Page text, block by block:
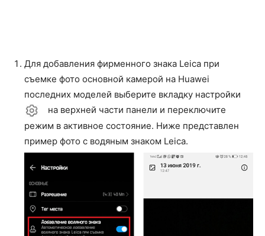
Для добавления фирменного знака Leica при
съемке фото основной камерой на Huawei
последних моделей выберите вкладку настройки
на верхней части панели и переключите
режим в активное состояние. Ниже представлен
пример фото с водяным знаком Leica.